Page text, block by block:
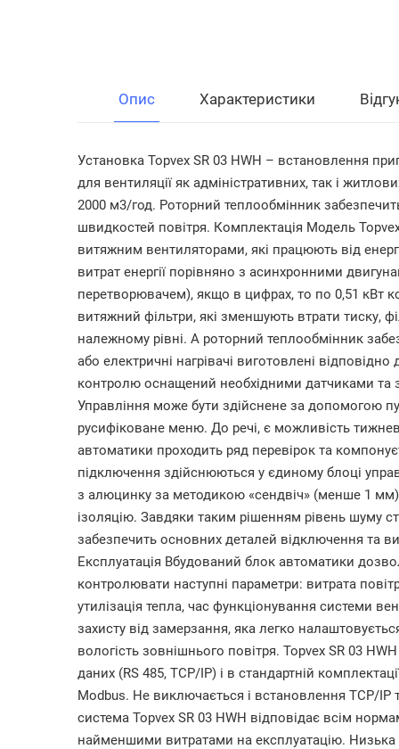
Опис Характеристики
Установка Topvex SR 03 HWH – встановлення
для вентиляції як адміністративних, так і
2000 м3/год. Роторний теплообмінник
швидкостей повітря. Комплектація Модель
витяжним вентиляторами, які працюють від
витрат енергії порівняно з асинхронними
перетворювачем), якщо в цифрах, то по 0,51 кВт
витяжний фільтри, які зменшують втрати тиску,
належному рівні. А роторний теплообмінник
або електричні нагрівачі виготовлені
контролю оснащений необхідними датчиками та
Управління може бути здійснене за допомогою
русифіковане меню. До речі, є можливість
автоматики проходить ряд перевірок та
підключення здійснюються у єдиному блоці
з алюцинку за методикою «сендвіч» (менше 1
ізоляцію. Завдяки таким рішенням рівень шуму
забезпечить основних деталей відключення та
Експлуатація Вбудований блок автоматики
контролювати наступні параметри: витрата
утилізація тепла, час функціонування системи
захисту від замерзання, яка легко
вологість зовнішнього повітря. Topvex SR 03
даних (RS 485, TCP/IP) і в стандартній
Modbus. Не виключається і встановлення TCP/
система Topvex SR 03 HWH відповідає всім
найменшими витратами на експлуатацію. Низька